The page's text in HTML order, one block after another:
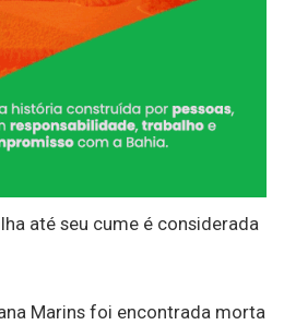
até seu cume é considerada
Marins foi encontrada morta